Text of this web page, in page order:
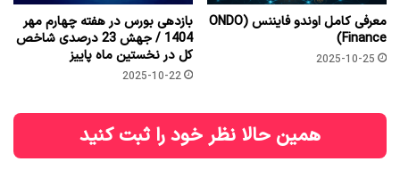
معرفی کامل اوندو فایننس (ONDO
Finance)
2025-10-25
بازدهی بورس در هفته چهارم مهر
1404 / جهش 23 درصدی شاخص
کل در نخستین ماه پاییز
2025-10-22
همین حالا نظر خود را ثبت کنید